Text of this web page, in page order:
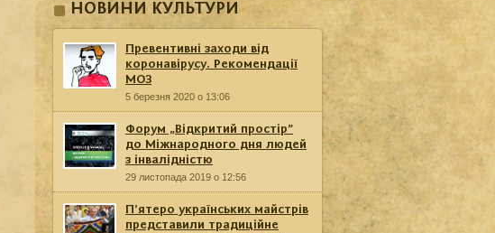
НОВИНИ КУЛЬТУРИ
Превентивні заходи від
коронавірусу. Рекомендації
МОЗ
5 березня 2020 о 13:06
Форум „Відкритий простір”
до Міжнародного дня людей
з інвалідністю
29 листопада 2019 о 12:56
П’ятеро українських майстрів
представили традиційне